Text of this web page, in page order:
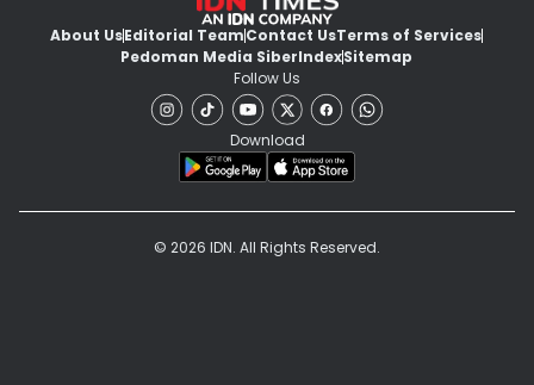
About UsEditorial TeamContact UsTerms of Services
Pedoman Media SiberIndexSitemap
Follow Us
Download
© 2026 IDN. All Rights Reserved.